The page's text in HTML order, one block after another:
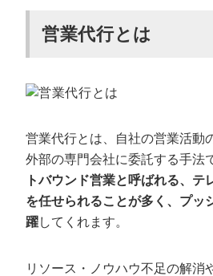
営業代行とは
営業代行とは、自社の営業活動
外部の専門会社に委託する手法
トバウンド営業と呼ばれる、テ
を任せられることが多く、プッ
躍してくれます。
リソース・ノウハウ不足の解消